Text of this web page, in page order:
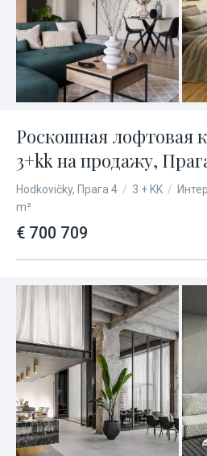
Роскошная лофтовая
3+kk на продажу,
Hodkovičky, Прага 4 / 3 + KK /
m²
€ 700 709